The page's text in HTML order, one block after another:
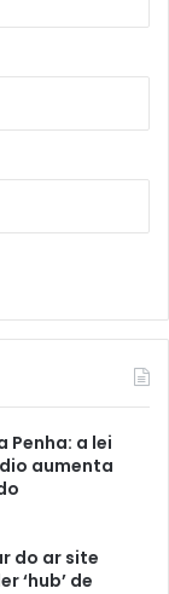
Penha: a lei
aumenta
do ar site
‘hub’ de